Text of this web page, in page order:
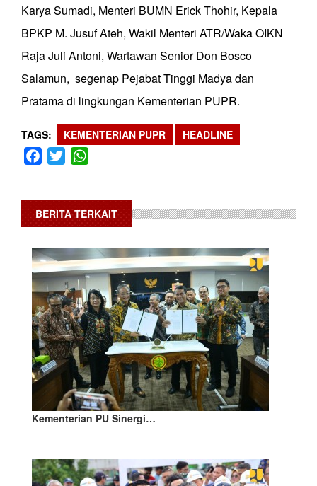
Karya Sumadi, Menteri BUMN Erick Thohir, Kepala
BPKP M. Jusuf Ateh, Wakil Menteri ATR/Waka OIKN
Raja Juli Antoni, Wartawan Senior Don Bosco
Salamun, segenap Pejabat Tinggi Madya dan
Pratama di lingkungan Kementerian PUPR.
TAGS KEMENTERIAN PUPR HEADLINE
Facebook
Twitter
BERITA TERKAIT
Kementerian PU Sinergi…